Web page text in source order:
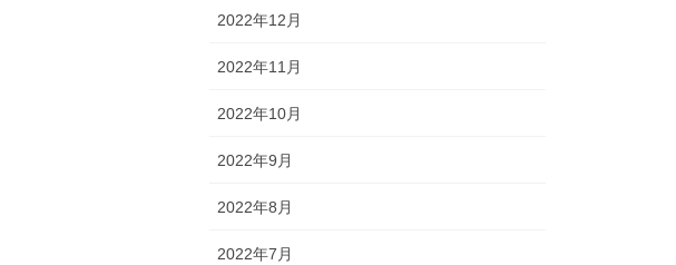
2022年12月
2022年11月
2022年10月
2022年9月
2022年8月
2022年7月